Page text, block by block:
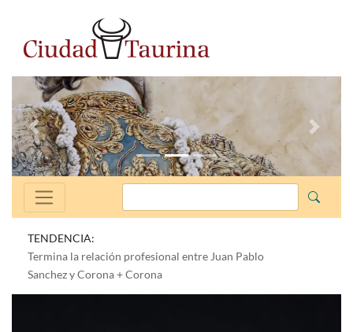
Anterior
TENDENCIA:
Termina la relación profesional entre Juan Pablo
Sanchez y Corona + Corona